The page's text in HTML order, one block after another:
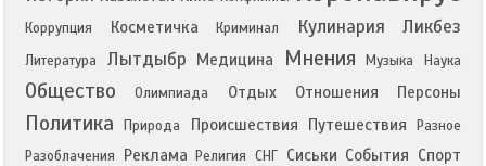
Коррупция Косметичка Криминал Кулинария Ликбез
Литература Лытдыбр Медицина Мнения Музыка Наука
Общество Олимпиада Отдых Отношения Персоны
Политика Природа Происшествия Путешествия
Разное
Разоблачения
Реклама Религия СНГ Сиськи События Спорт